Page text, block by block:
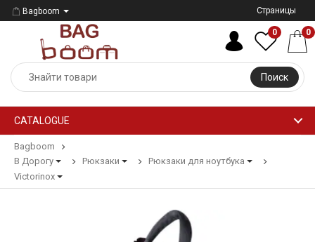
Bagboom Страницы
Поиск
0 0
CATALOGUE
Bagboom
В Дорогу
Рюкзаки
Рюкзаки для ноутбука
Victorinox